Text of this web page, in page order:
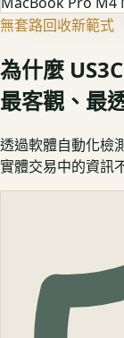
無套路回收新範式
為什麼
最客觀、最
透過軟體自動化檢
實體交易中的資訊